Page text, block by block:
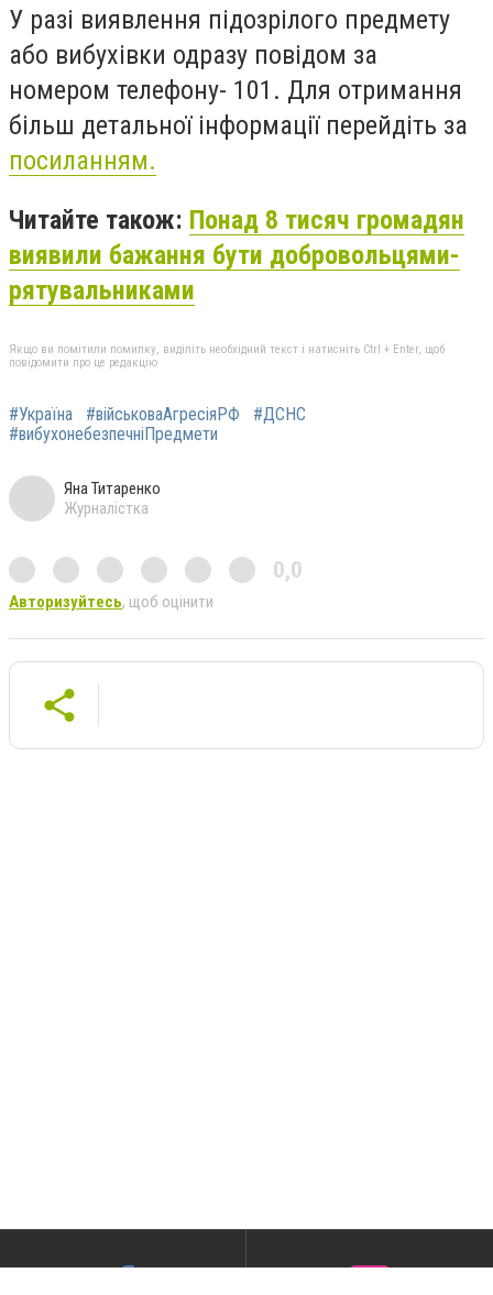
У разі виявлення підозрілого предмету
або вибухівки одразу повідом за
номером телефону- 101. Для отримання
більш детальної інформації перейдіть за
посиланням.
Читайте також: Понад 8 тисяч громадян
виявили бажання бути добровольцями-
рятувальниками
Якщо ви помітили помилку, виділіть необхідний текст і натисніть Ctrl + Enter, щоб
повідомити про це редакцію
#Україна #військоваАгресіяРФ
#ДСНС
#вибухонебезпечніПредмети
Яна Титаренко
Журналістка
0,0
Авторизуйтесь, щоб оцінити